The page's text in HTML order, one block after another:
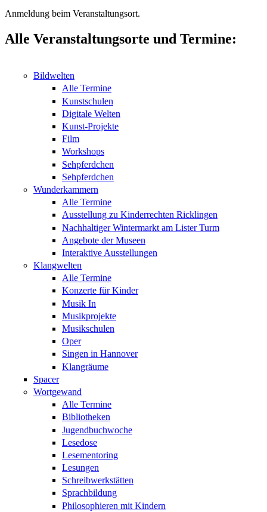
Anmeldung beim Veranstaltungsort.
Alle Veranstaltungsorte und Termine:
Bildwelten
Alle Termine
Kunstschulen
Digitale Welten
Kunst-Projekte
Film
Workshops
Sehpferdchen
Sehpferdchen
Wunderkammern
Alle Termine
Ausstellung zu Kinderrechten Ricklingen
Nachhaltiger Wintermarkt am Lister Turm
Angebote der Museen
Interaktive Ausstellungen
Klangwelten
Alle Termine
Konzerte für Kinder
Musik In
Musikprojekte
Musikschulen
Oper
Singen in Hannover
Klangräume
Spacer
Wortgewand
Alle Termine
Bibliotheken
Jugendbuchwoche
Lesedose
Lesementoring
Lesungen
Schreibwerkstätten
Sprachbildung
Philosophieren mit Kindern